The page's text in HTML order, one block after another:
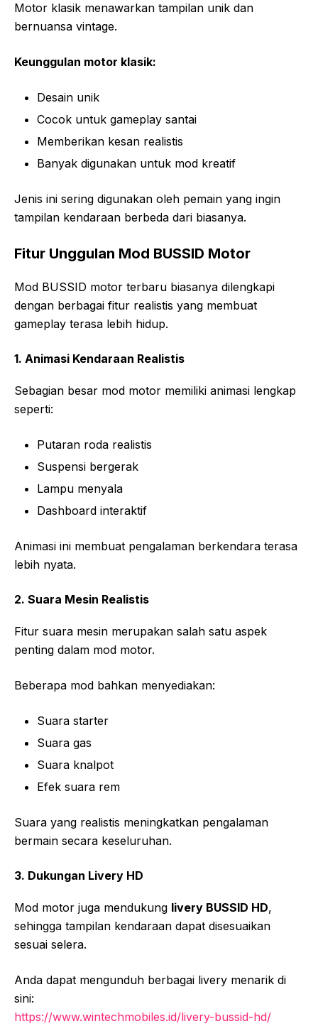
Motor klasik menawarkan tampilan unik dan
bernuansa vintage.
Keunggulan motor klasik:
Desain unik
Cocok untuk gameplay santai
Memberikan kesan realistis
Banyak digunakan untuk mod kreatif
Jenis ini sering digunakan oleh pemain yang ingin
tampilan kendaraan berbeda dari biasanya.
Fitur Unggulan Mod BUSSID Motor
Mod BUSSID motor terbaru biasanya dilengkapi
dengan berbagai fitur realistis yang membuat
gameplay terasa lebih hidup.
1. Animasi Kendaraan Realistis
Sebagian besar mod motor memiliki animasi lengkap
seperti:
Putaran roda realistis
Suspensi bergerak
Lampu menyala
Dashboard interaktif
Animasi ini membuat pengalaman berkendara terasa
lebih nyata.
2. Suara Mesin Realistis
Fitur suara mesin merupakan salah satu aspek
penting dalam mod motor.
Beberapa mod bahkan menyediakan:
Suara starter
Suara gas
Suara knalpot
Efek suara rem
Suara yang realistis meningkatkan pengalaman
bermain secara keseluruhan.
3. Dukungan Livery HD
Mod motor juga mendukung livery BUSSID HD,
sehingga tampilan kendaraan dapat disesuaikan
sesuai selera.
Anda dapat mengunduh berbagai livery menarik di
sini:
https://www.wintechmobiles.id/livery-bussid-hd/